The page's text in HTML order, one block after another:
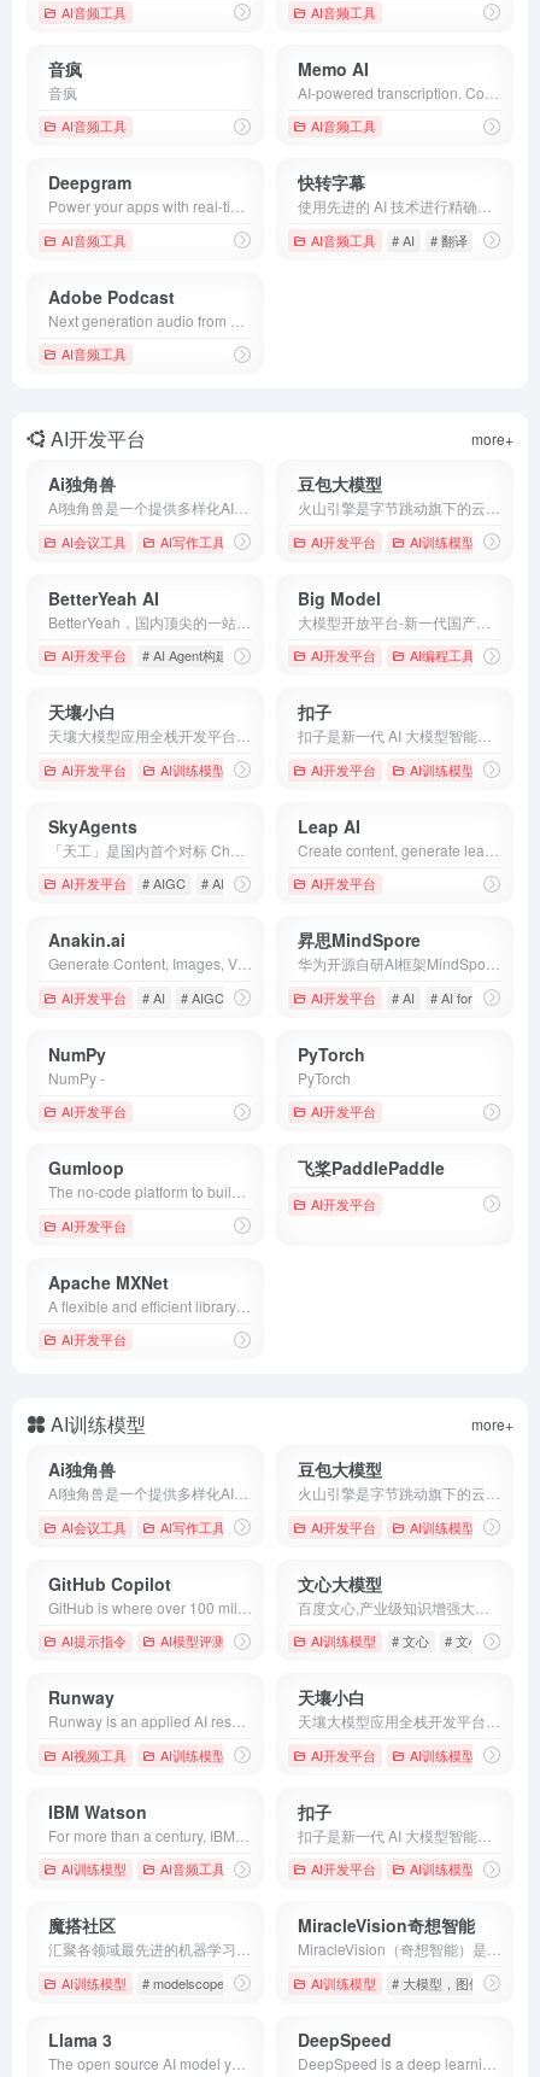
AI音频工具 AI音频工具
音疯
音疯
AI音频工具
Memo AI
AI音频工具
Deepgram
AI音频工具
快转字幕
AI音频工具 # AI # 翻译 # 转录
Adobe Podcast
AI音频工具
AI开发平台 more+
Ai独角兽
AI会议工具 AI写作工具 # AI助手 # Ai独角兽 # 人工智能
豆包大模型
AI开发平台 AI训练模型 # 业务
BetterYeah AI
AI开发平台 # AI Agent构建 # AI应用开发 # AI智能体平台
Big Model
AI开发平台 AI编程工具 # AI
天壤小白
AI开发平台 AI训练模型 # Agent # AI助手 # AI应用开发平台
扣子
AI开发平台 AI训练模型
SkyAgents
AI开发平台 # AIGC # AI写作 # AI助手
Leap AI
AI开发平台
Anakin.ai
AI开发平台 # AI # AIGC # anakin ai
昇思MindSpore
AI开发平台 # AI # AI for Science
NumPy
NumPy -
AI开发平台
PyTorch
PyTorch
AI开发平台
Gumloop
AI开发平台
飞桨PaddlePaddle
AI开发平台
Apache MXNet
AI开发平台
AI训练模型 more+
Ai独角兽
AI会议工具 AI写作工具 # AI助手 # Ai独角兽 # 人工智能
豆包大模型
AI开发平台 AI训练模型 # 业务
GitHub Copilot
AI提示指令 AI模型评测
文心大模型
AI训练模型 # 文心 # 文心大模型
Runway
AI视频工具 AI训练模型
天壤小白
AI开发平台 AI训练模型 # Agent
IBM Watson
AI训练模型 AI音频工具
扣子
AI开发平台 AI训练模型
魔搭社区
AI训练模型 # modelscope # 模型 # 魔搭社区
MiracleVision奇想智能
AI训练模型 # 大模型，图像模型，
Llama 3 DeepSpeed